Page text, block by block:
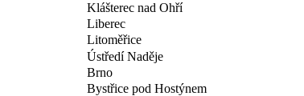
Klášterec nad Ohří
Liberec
Litoměřice
Ústředí Naděje
Brno
Bystřice pod Hostýnem